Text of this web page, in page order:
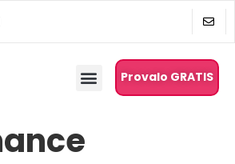
Provalo GRATIS